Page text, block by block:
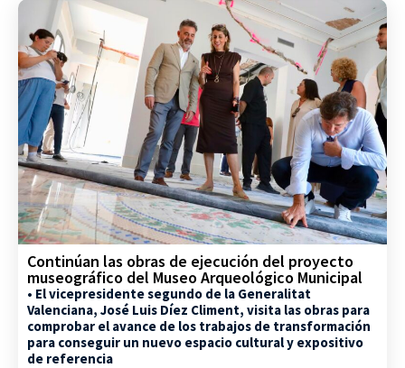
Continúan las obras de ejecución del proyecto
museográfico del Museo Arqueológico Municipal
• El vicepresidente segundo de la Generalitat
Valenciana, José Luis Díez Climent, visita las obras para
comprobar el avance de los trabajos de transformación
para conseguir un nuevo espacio cultural y expositivo
de referencia